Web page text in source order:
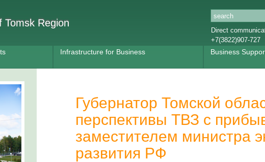
Tomsk Region
Direct
+7(3822)907-727
Infrastructure for Business Business
Губернатор Томской
перспективы ТВЗ с
заместителем министра
развития РФ